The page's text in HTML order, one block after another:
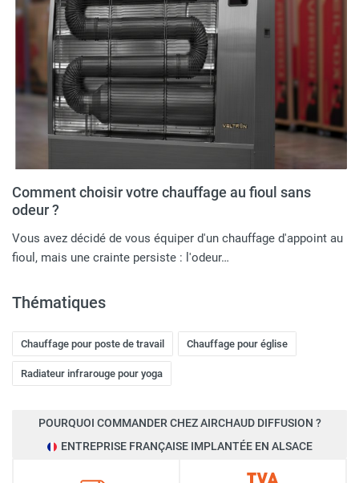
Comment choisir votre chauffage au fioul sans
odeur ?
Vous avez décidé de vous équiper d'un chauffage d'appoint au
fioul, mais une crainte persiste : l'odeur…
Thématiques
Chauffage pour poste de travail Chauffage pour église
Radiateur infrarouge pour yoga
POURQUOI COMMANDER CHEZ AIRCHAUD DIFFUSION ?
ENTREPRISE FRANÇAISE IMPLANTÉE EN ALSACE